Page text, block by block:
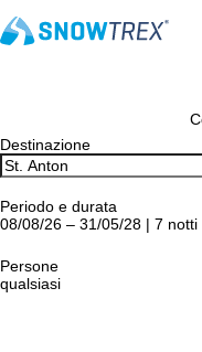
Destinazione
Periodo e durata
08/08/26 – 31/05/28 | 7 notti
Persone
qualsiasi